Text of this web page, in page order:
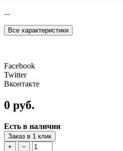
...
Все характеристики
Facebook
Twitter
Вконтакте
0 руб.
Есть в наличии
Заказ в 1 клик
+
−